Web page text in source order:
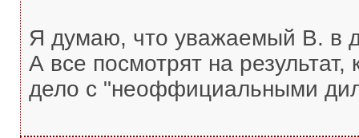
Я думаю, что уважаемый В. в
А все посмотрят на
дело с "неоффициальными